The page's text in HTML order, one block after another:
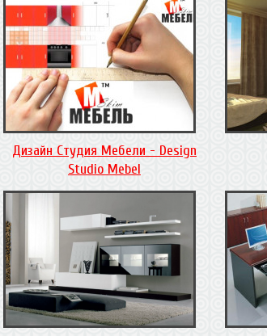
Дизайн Студия Мебели - Design
Studio Mebel